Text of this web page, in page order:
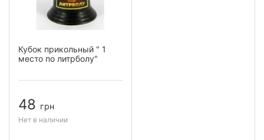
Кубок прикольный " 1
место по литрболу"
48 грн
Нет в наличии